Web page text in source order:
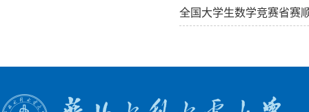
全国大学生数学竞赛省赛